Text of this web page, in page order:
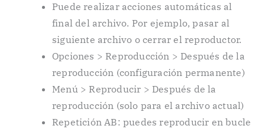
Puede realizar acciones automáticas al
final del archivo. Por ejemplo, pasar al
siguiente archivo o cerrar el reproductor.
Opciones > Reproducción > Después de la
reproducción (configuración permanente)
Menú > Reproducir > Después de la
reproducción (solo para el archivo actual)
Repetición AB: puedes reproducir en bucle